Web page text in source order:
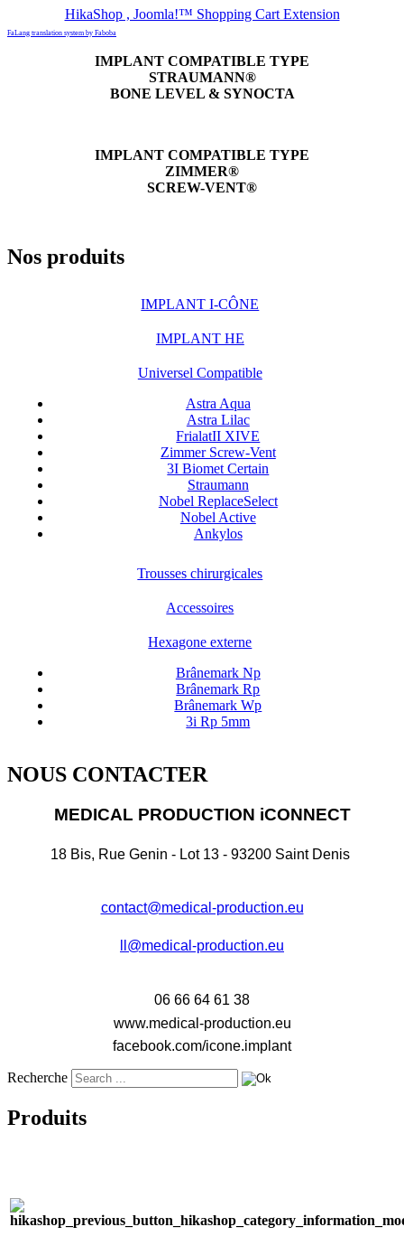
HikaShop , Joomla!™ Shopping Cart Extension
FaLang translation system by Faboba
IMPLANT COMPATIBLE TYPE
STRAUMANN®
BONE LEVEL & SYNOCTA
IMPLANT COMPATIBLE TYPE
ZIMMER®
SCREW-VENT®
Nos produits
IMPLANT I-CÔNE
IMPLANT HE
Universel Compatible
Astra Aqua
Astra Lilac
FrialatII XIVE
Zimmer Screw-Vent
3I Biomet Certain
Straumann
Nobel ReplaceSelect
Nobel Active
Ankylos
Trousses chirurgicales
Accessoires
Hexagone externe
Brânemark Np
Brânemark Rp
Brânemark Wp
3i Rp 5mm
NOUS CONTACTER
MEDICAL PRODUCTION iCONNECT
18 Bis, Rue Genin - Lot 13 - 93200 Saint Denis
contact@medical-production.eu
ll@medical-production.eu
06 66 64 61 38
www.medical-production.eu
facebook.com/icone.implant
Recherche
Produits